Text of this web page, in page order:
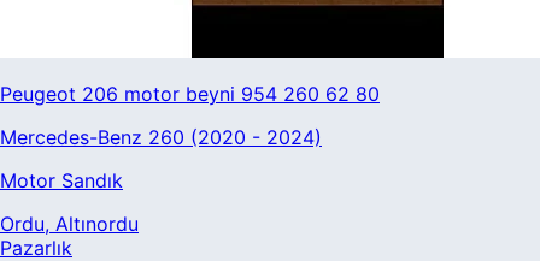
Peugeot 206 motor beyni 954 260 62 80
Mercedes-Benz 260 (2020 - 2024)
Motor Sandık
Ordu, Altınordu
Pazarlık